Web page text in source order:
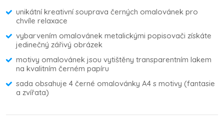
unikátní kreativní souprava černých omalovánek pro
chvíle relaxace
vybarvením omalovánek metalickými popisovači získáte
jedinečný zářivý obrázek
motivy omalovánek jsou vytištěny transparentním lakem
na kvalitním černém papíru
sada obsahuje 4 černé omalovánky A4 s motivy (fantasie
a zvířata)